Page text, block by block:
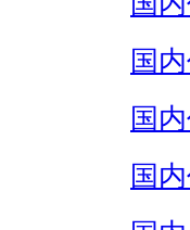
国
国
国